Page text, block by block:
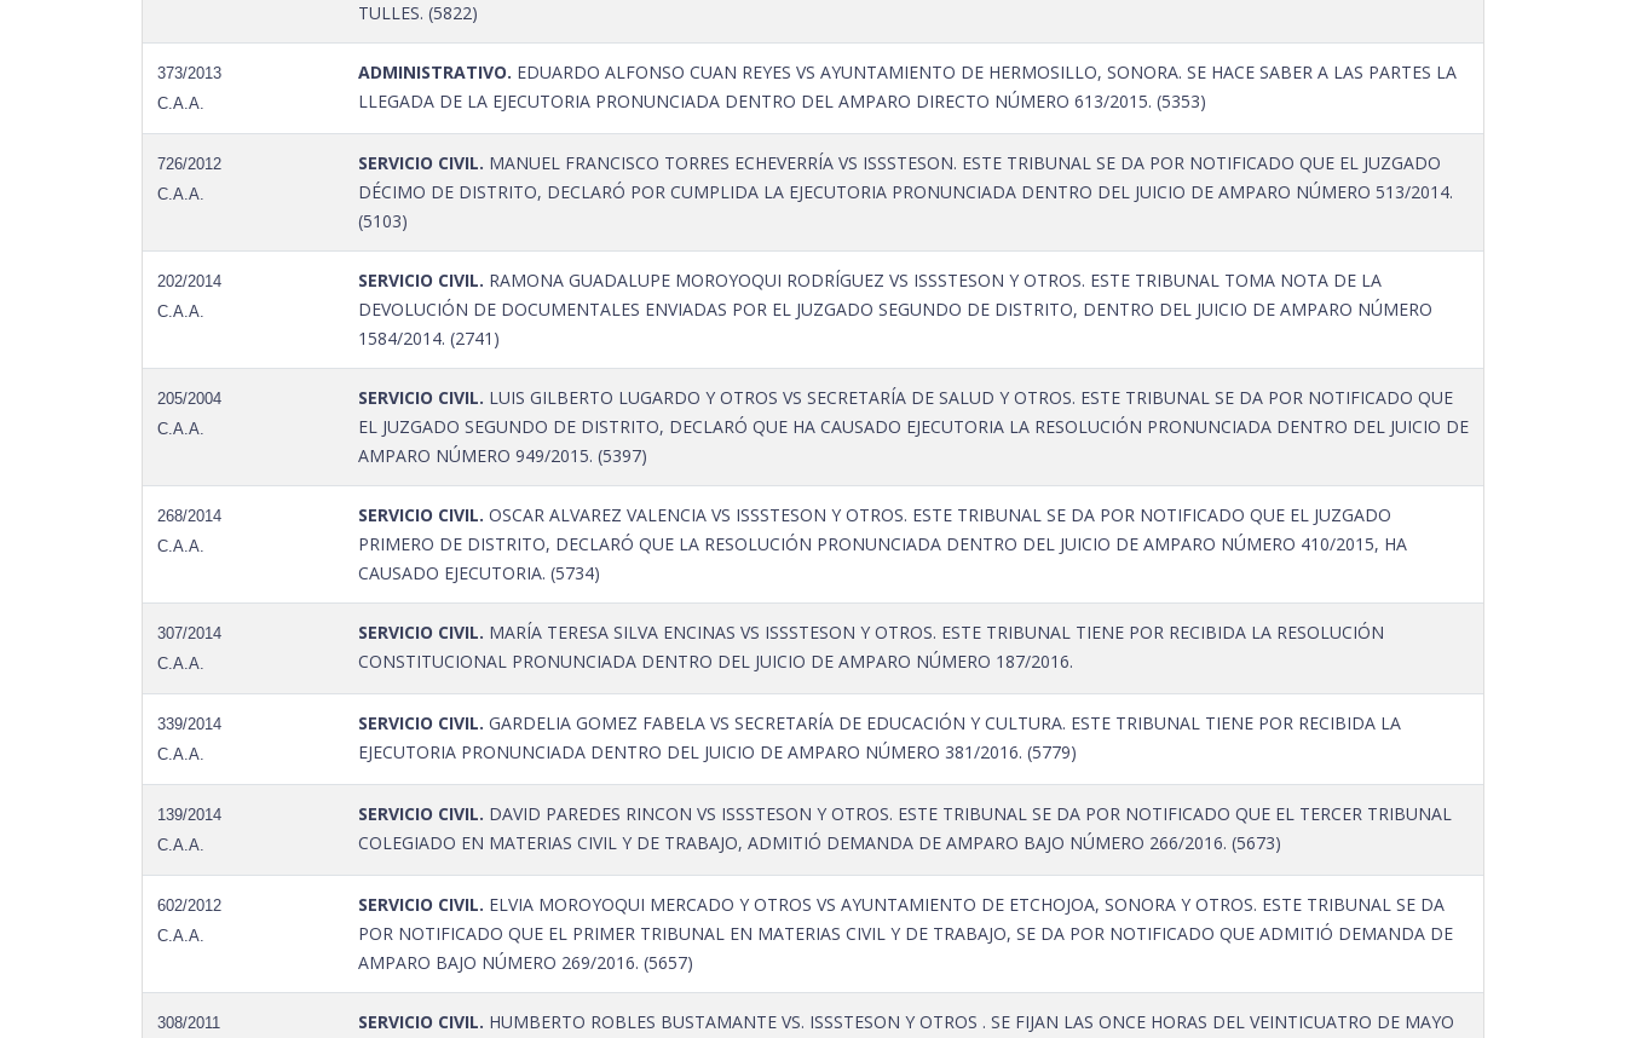
TULLES. (5822)
373/2013
C.A.A.
ADMINISTRATIVO. EDUARDO ALFONSO CUAN REYES VS AYUNTAMIENTO DE HERMOSILLO, SONORA. SE HACE SABER A LAS PARTES LA
LLEGADA DE LA EJECUTORIA PRONUNCIADA DENTRO DEL AMPARO DIRECTO NÚMERO 613/2015. (5353)
726/2012
C.A.A.
SERVICIO CIVIL. MANUEL FRANCISCO TORRES ECHEVERRÍA VS ISSSTESON. ESTE TRIBUNAL SE DA POR NOTIFICADO QUE EL JUZGADO
DÉCIMO DE DISTRITO, DECLARÓ POR CUMPLIDA LA EJECUTORIA PRONUNCIADA DENTRO DEL JUICIO DE AMPARO NÚMERO 513/2014.
(5103)
202/2014
C.A.A.
SERVICIO CIVIL. RAMONA GUADALUPE MOROYOQUI RODRÍGUEZ VS ISSSTESON Y OTROS. ESTE TRIBUNAL TOMA NOTA DE LA
DEVOLUCIÓN DE DOCUMENTALES ENVIADAS POR EL JUZGADO SEGUNDO DE DISTRITO, DENTRO DEL JUICIO DE AMPARO NÚMERO
1584/2014. (2741)
205/2004
C.A.A.
SERVICIO CIVIL. LUIS GILBERTO LUGARDO Y OTROS VS SECRETARÍA DE SALUD Y OTROS. ESTE TRIBUNAL SE DA POR NOTIFICADO QUE
EL JUZGADO SEGUNDO DE DISTRITO, DECLARÓ QUE HA CAUSADO EJECUTORIA LA RESOLUCIÓN PRONUNCIADA DENTRO DEL JUICIO DE
AMPARO NÚMERO 949/2015. (5397)
268/2014
C.A.A.
SERVICIO CIVIL. OSCAR ALVAREZ VALENCIA VS ISSSTESON Y OTROS. ESTE TRIBUNAL SE DA POR NOTIFICADO QUE EL JUZGADO
PRIMERO DE DISTRITO, DECLARÓ QUE LA RESOLUCIÓN PRONUNCIADA DENTRO DEL JUICIO DE AMPARO NÚMERO 410/2015, HA
CAUSADO EJECUTORIA. (5734)
307/2014
C.A.A.
SERVICIO CIVIL. MARÍA TERESA SILVA ENCINAS VS ISSSTESON Y OTROS. ESTE TRIBUNAL TIENE POR RECIBIDA LA RESOLUCIÓN
CONSTITUCIONAL PRONUNCIADA DENTRO DEL JUICIO DE AMPARO NÚMERO 187/2016.
339/2014
C.A.A.
SERVICIO CIVIL. GARDELIA GOMEZ FABELA VS SECRETARÍA DE EDUCACIÓN Y CULTURA. ESTE TRIBUNAL TIENE POR RECIBIDA LA
EJECUTORIA PRONUNCIADA DENTRO DEL JUICIO DE AMPARO NÚMERO 381/2016. (5779)
139/2014
C.A.A.
SERVICIO CIVIL. DAVID PAREDES RINCON VS ISSSTESON Y OTROS. ESTE TRIBUNAL SE DA POR NOTIFICADO QUE EL TERCER TRIBUNAL
COLEGIADO EN MATERIAS CIVIL Y DE TRABAJO, ADMITIÓ DEMANDA DE AMPARO BAJO NÚMERO 266/2016. (5673)
602/2012
C.A.A.
SERVICIO CIVIL. ELVIA MOROYOQUI MERCADO Y OTROS VS AYUNTAMIENTO DE ETCHOJOA, SONORA Y OTROS. ESTE TRIBUNAL SE DA
POR NOTIFICADO QUE EL PRIMER TRIBUNAL EN MATERIAS CIVIL Y DE TRABAJO, SE DA POR NOTIFICADO QUE ADMITIÓ DEMANDA DE
AMPARO BAJO NÚMERO 269/2016. (5657)
308/2011
SERVICIO CIVIL. HUMBERTO ROBLES BUSTAMANTE VS. ISSSTESON Y OTROS . SE FIJAN LAS ONCE HORAS DEL VEINTICUATRO DE MAYO